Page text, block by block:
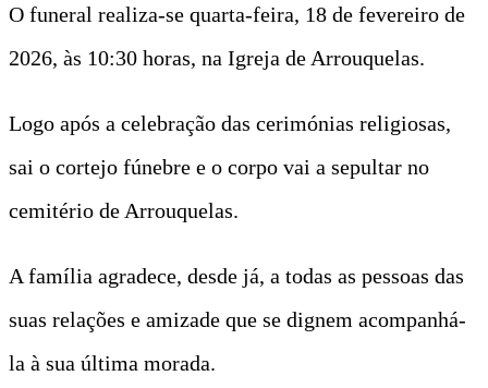
O funeral realiza-se quarta-feira, 18 de fevereiro de
2026, às 10:30 horas, na Igreja de Arrouquelas.
Logo após a celebração das cerimónias religiosas,
sai o cortejo fúnebre e o corpo vai a sepultar no
cemitério de Arrouquelas.
A família agradece, desde já, a todas as pessoas das
suas relações e amizade que se dignem acompanhá-
la à sua última morada.